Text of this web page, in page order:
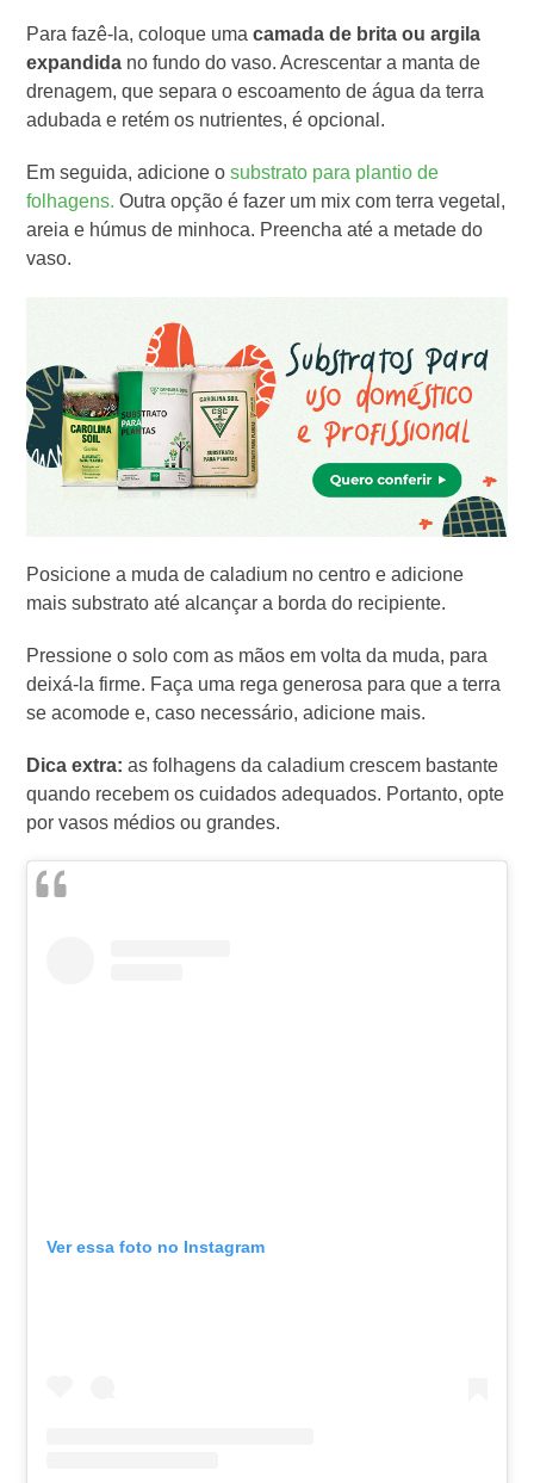
Para fazê-la, coloque umacamada de brita ou argila
expandida no fundo do vaso.Acrescentar a manta de
drenagem, que separa o escoamento de água da terra
adubada e retém os nutrientes, é opcional.
Em seguida, adicione osubstrato para plantio de
folhagens. Outra opção é fazer um mix com terra vegetal,
areia e húmus de minhoca. Preencha até a metade do
vaso.
Posicione a muda de caladium no centro e adicione
mais substrato até alcançar a borda do recipiente.
Pressione o solo com as mãos em volta da muda, para
deixá-la firme. Faça uma rega generosa para que a terra
se acomode e, caso necessário, adicione mais.
Dica extra: as folhagens da caladium crescem bastante
quando recebem os cuidados adequados. Portanto, opte
por vasos médios ou grandes.
Ver essa foto no Instagram